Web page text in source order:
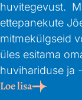
huvitegevust.
ettepanekute
mitmekülgseid
üles esitama
huvihariduse ja
Loe lisa